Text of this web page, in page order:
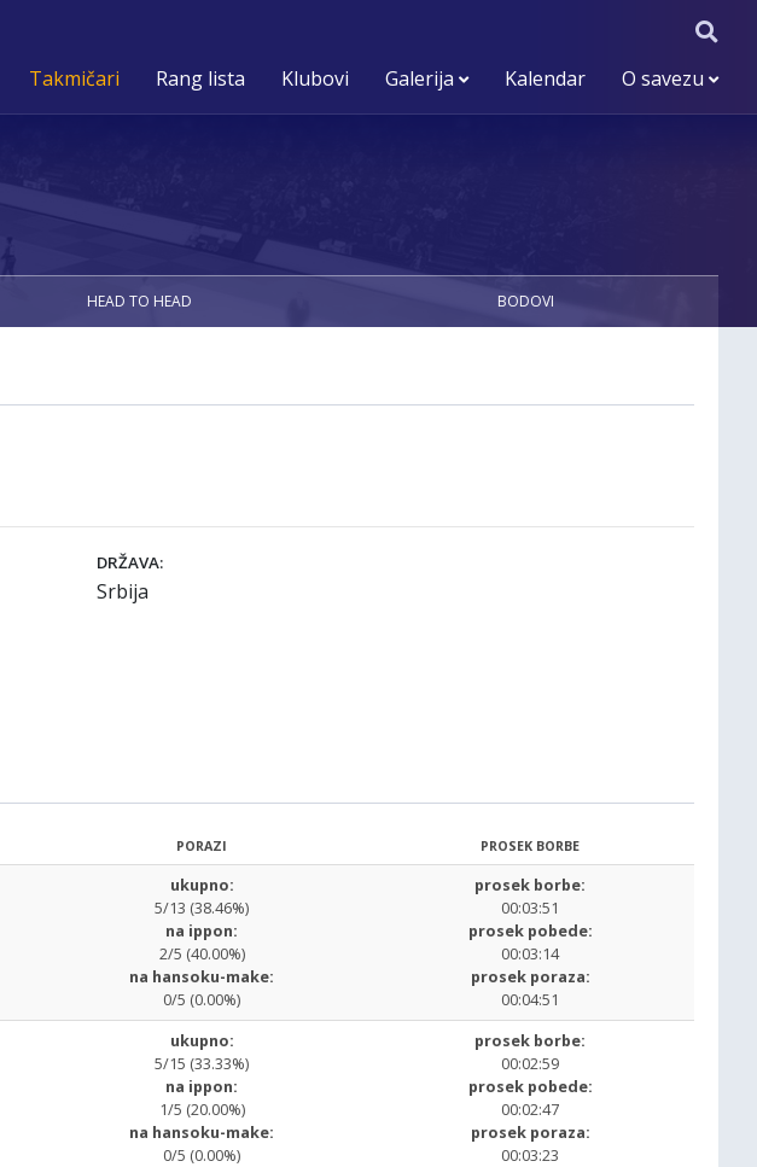
Takmičari Rang lista Klubovi Galerija Kalendar O savezu
HEAD TO HEAD BODOVI
DRŽAVA:
Srbija
PORAZI PROSEK BORBE
ukupno:
5/13 (38.46%)
na ippon:
2/5 (40.00%)
na hansoku-make:
0/5 (0.00%)
prosek borbe:
00:03:51
prosek pobede:
00:03:14
prosek poraza:
00:04:51
ukupno:
5/15 (33.33%)
na ippon:
1/5 (20.00%)
na hansoku-make:
0/5 (0.00%)
prosek borbe:
00:02:59
prosek pobede:
00:02:47
prosek poraza:
00:03:23